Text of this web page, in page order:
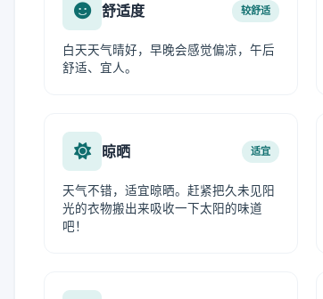
舒适度 较舒适
白天天气晴好，早晚会感觉偏凉，午后
舒适、宜人。
晾晒 适宜
天气不错，适宜晾晒。赶紧把久未见阳
光的衣物搬出来吸收一下太阳的味道
吧！